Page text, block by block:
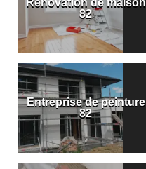
Rénovation de maison
82
Entreprise de peinture
82